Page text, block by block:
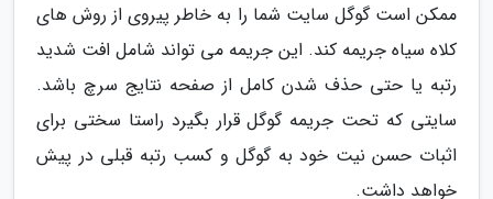
ممکن است گوگل سایت شما را به خاطر پیروی از روش های
کلاه سیاه جریمه کند. این جریمه می تواند شامل افت شدید
رتبه یا حتی حذف شدن کامل از صفحه نتایج سرچ باشد.
سایتی که تحت جریمه گوگل قرار بگیرد راستا سختی برای
اثبات حسن نیت خود به گوگل و کسب رتبه قبلی در پیش
خواهد داشت.